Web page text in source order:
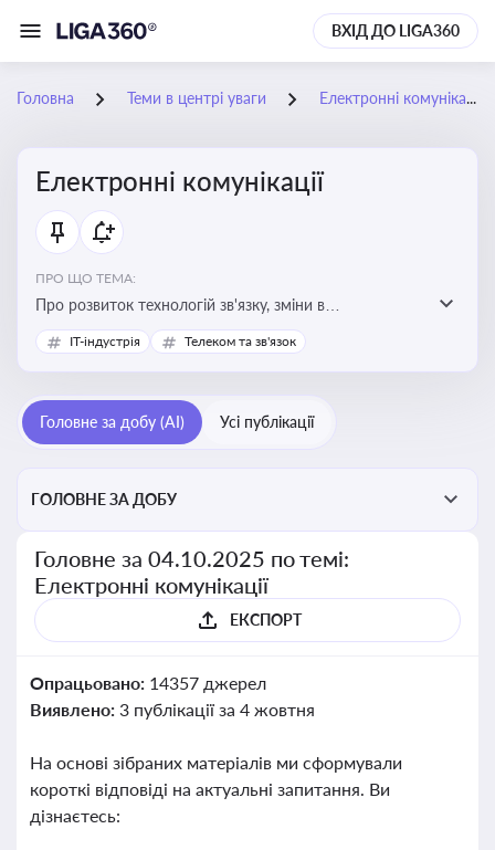
ВХІД ДО LIGA360
Головна Теми в центрі уваги Електронні комунікації
Електронні комунікації
ПРО ЩО ТЕМА:
Про розвиток технологій зв'язку, зміни в
законодавстві, регулювання ринку телекомунікацій,
інновації в сфері мобільних та інтернет-послуг
IT-індустрія Телеком та зв'язок
Головне за добу (AI) Усі публікації
ГОЛОВНЕ ЗА ДОБУ
Головне за 04.10.2025 по темі:
Електронні комунікації
ЕКСПОРТ
Опрацьовано: 14357 джерел
Виявлено: 3 публікації за 4 жовтня
На основі зібраних матеріалів ми сформували
короткі відповіді на актуальні запитання. Ви
дізнаєтесь: